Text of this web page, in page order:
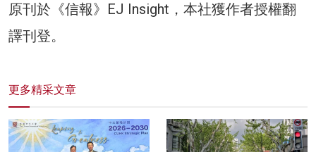
原刊於《信報》EJ Insight，本社獲作者授權翻
譯刊登。
更多精采文章